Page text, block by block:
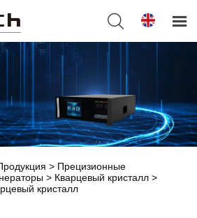
 
> Прецизионные
> Кварцевый кристалл >
кристалл